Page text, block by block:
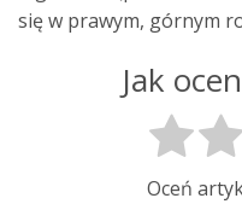
się w prawym, górnym
Jak
Oceń